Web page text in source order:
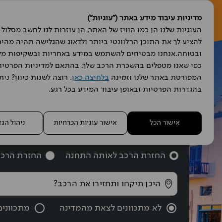
מדיניות עיבוד מידע באתר ("עוגיות")
המפורטת באתר שלנו וזמינה בלחיצה כאן
בהגדרות הפרטיות ובאופן עיבוד המידע בכל רגע.
אישור הכל אישור עוגיות הכרחיות ניהול
החזרת הרכב לאותה התחנה החזרת
לא מתכוונים לצאת מהמדינה